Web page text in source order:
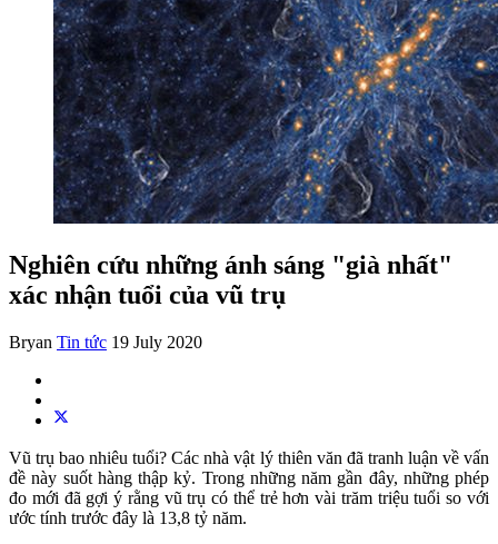
Nghiên cứu những ánh sáng "già nhất"
xác nhận tuổi của vũ trụ
Bryan Tin tức 19 July 2020
Vũ trụ bao nhiêu tuổi? Các nhà vật lý thiên văn đã tranh luận về vấn
đề này suốt hàng thập kỷ. Trong những năm gần đây, những phép
đo mới đã gợi ý rằng vũ trụ có thể trẻ hơn vài trăm triệu tuổi so với
ước tính trước đây là 13,8 tỷ năm.